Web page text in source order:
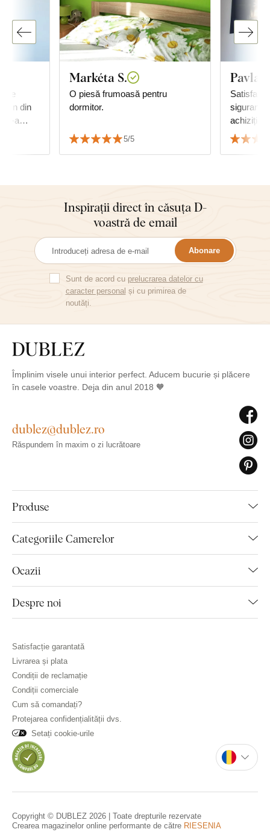
de
din
S-a
Markéta S.
O piesă frumoasă pentru
dormitor.
5/5
Pavla
siguranță
achiziție.
Inspirații direct în căsuța D-
voastră de email
Abonare
Sunt de acord cu prelucrarea datelor cu
caracter personal și cu primirea de
noutăți.
Împlinim visele unui interior perfect. Aducem bucurie și plăcere
în casele voastre. Deja din anul 2018 🧡
Produse
Categoriile Camerelor
Ocazii
Despre noi
dublez@dublez.ro
Răspundem în maxim o zi lucrătoare
Satisfacție garantată
Livrarea și plata
Condiții de reclamație
Condiții comerciale
Cum să comandați?
Protejarea confidențialității dvs.
Setați cookie-urile
Copyright © DUBLEZ 2026 | Toate drepturile rezervate
Crearea magazinelor online performante de către RIESENIA